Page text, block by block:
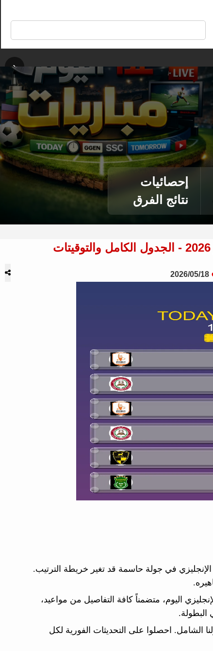
‹
إحصائيات
نتائج الفرق
2026/05/18
ضمن منافسات الدوري الإنجليزي في جولة حاسمة قد تغير خريطة الترتيب.
اليوم، متضمناً كافة التفاصيل من مواعيد،
البطولة.
الشامل. احصلوا على التحديثات الفورية لكل